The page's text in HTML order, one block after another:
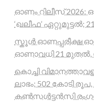
ഓണം റിലീസ് 2026:
‘ഖലീഫ’ ഏറ്റുമുട്ടൽ;
സ്കൂൾ ഓണപ്പരീക്ഷ
ഓണാവധി 21
കൊച്ചി
ലാഭം; 502 കോടി രൂപ,
കൺസൾട്ടൻസി